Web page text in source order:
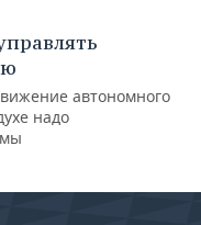
автономного
надо